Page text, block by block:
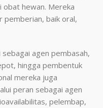
obat hewan. Mereka
pemberian, baik oral,
agen pembasah,
hingga pembentuk
mereka juga
peran sebagai agen
pelembap,